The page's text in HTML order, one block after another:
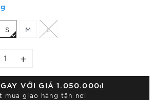
S M L
+
VỚI GIÁ1.050.000₫
mua giao hàng tận nơi